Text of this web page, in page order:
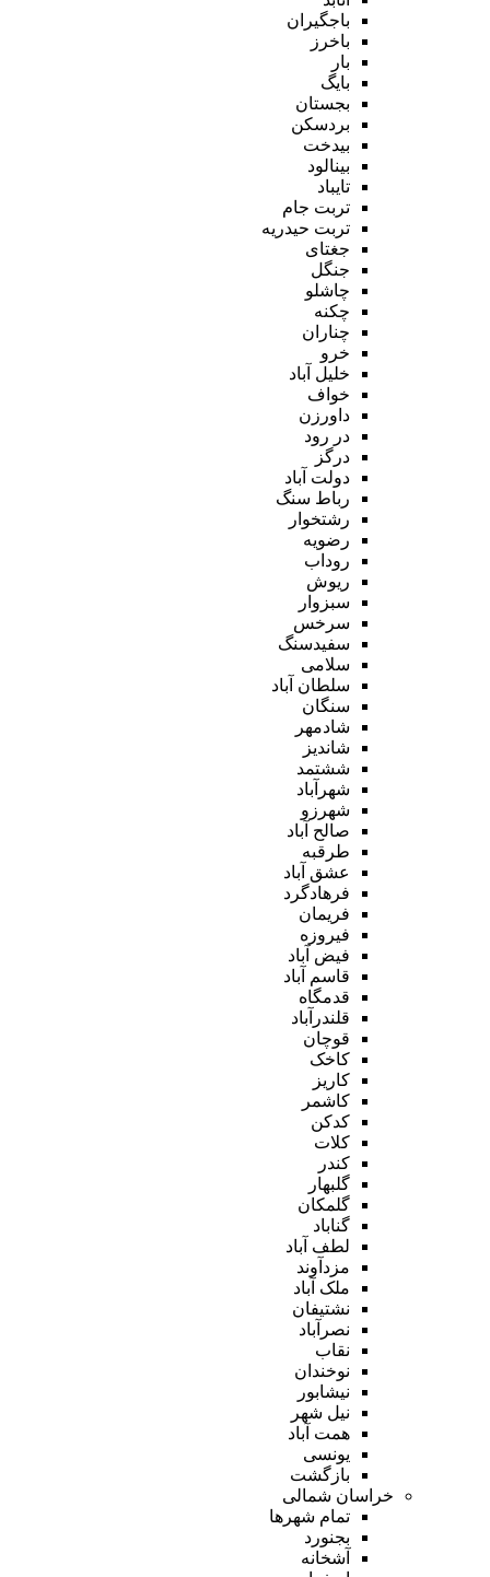
باجگیران
باخرز
بار
بایگ
بجستان
بردسکن
بیدخت
بینالود
تایباد
تربت جام
تربت حیدریه
جغتای
جنگل
چاشلو
چکنه
چناران
خرو
خلیل آباد
خواف
داورزن
در رود
درگز
دولت آباد
رباط سنگ
رشتخوار
رضویه
روداب
ریوش
سبزوار
سرخس
سفیدسنگ
سلامی
سلطان آباد
سنگان
شادمهر
شاندیز
ششتمد
شهرآباد
شهرزو
صالح آباد
طرقبه
عشق آباد
فرهادگرد
فریمان
فیروزه
فیض آباد
قاسم آباد
قدمگاه
قلندرآباد
قوچان
کاخک
کاریز
کاشمر
کدکن
کلات
کندر
گلبهار
گلمکان
گناباد
لطف آباد
مزدآوند
ملک آباد
نشتیفان
نصرآباد
نقاب
نوخندان
نیشابور
نیل شهر
همت آباد
یونسی
بازگشت
خراسان شمالی
تمام شهر‌ها
بجنورد
آشخانه